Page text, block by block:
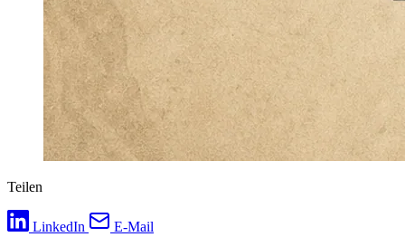
Teilen
LinkedIn
E-Mail